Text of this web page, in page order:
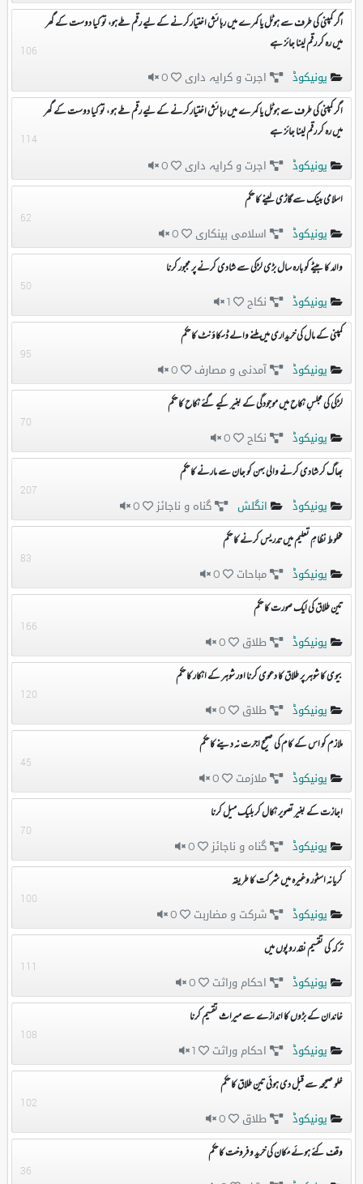
اگر کمپنی کی طرف سے ہوٹل یا کمرے میں رہائش اختیارکرنے کے لیے رقم طےہو، تو کیا دوست کے گھر
میں رہ کر رقم لینا جائز ہے
یونیکوڈ اجرت و کرایہ داری 0
106
اگر کمپنی کی طرف سے ہوٹل یا کمرے میں رہائش اختیارکرنے کے لیے رقم طے ہو ، تو کیا دوست کے گھر
میں رہ کر رقم لینا جائز ہے
یونیکوڈ اجرت و کرایہ داری 0
114
اسلامی بینک سے گاڑی لینے کا حکم
یونیکوڈ اسلامی بینکاری 0
62
والد کا بیٹے کو بارہ سال بڑی لڑکی سے شادی کرنے پر مجبور کرنا
یونیکوڈ نکاح 1
50
کمپنی کے مال کی خریداری میں ملنے والے ڈسکاؤنٹ کا حکم
یونیکوڈ آمدنی و مصارف 0
95
لڑکی کی مجلسِ نکاح میں موجودگی کے بغیر کیے گئے نکاح کا حکم
یونیکوڈ نکاح 0
70
بھاگ کر شادی کرنے والی بہن کو جان سے مارنے کا حکم
یونیکوڈ انگلش گناہ و ناجائز 0
207
مخلوط نظامِ تعلیم میں تدریس کرنے کا حکم
یونیکوڈ مباحات 0
83
تین طلاق کی ایک صورت کا حکم
یونیکوڈ طلاق 0
166
بیوی کا شوہر پر طلاق کا دعوی کرنا اور شوہر کے انکار کا حکم
یونیکوڈ طلاق 0
120
ملازم کو اس کے کام کی صحیح اجرت نہ دینے کا حکم
یونیکوڈ ملازمت 0
45
اجازت کے بغیر تصویر نکال کر بلیک میل کرنا
یونیکوڈ گناہ و ناجائز 0
70
کریانہ اسٹور وغیرہ میں شرکت کا طریقہ
یونیکوڈ شرکت و مضاربت 0
100
ترکہ کی تقسیم نقد روپوں میں
یونیکوڈ احکام وراثت 0
111
خاندان کے بڑوں کا اندازے سے میراث تقسیم کرنا
یونیکوڈ احکام وراثت 1
108
خلو صحیحہ سے قبل دی ہوئی تین طلاق کا حکم
یونیکوڈ طلاق 0
102
وقف کئے ہوئے مکان کی خرید و فروخت کا حکم
36